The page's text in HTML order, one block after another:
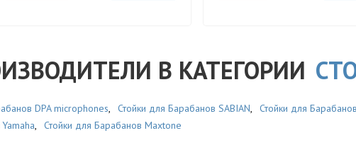
В КАТЕГОРИИ
DPA microphones, Стойки для Барабанов SABIAN, Стойки для
, Стойки для Барабанов Maxtone